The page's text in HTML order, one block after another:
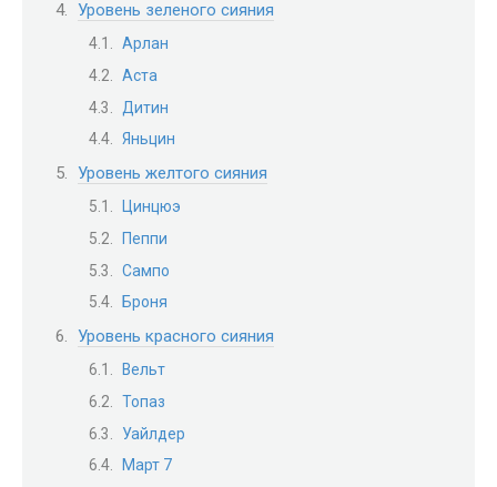
Уровень зеленого сияния
Арлан
Аста
Дитин
Яньцин
Уровень желтого сияния
Цинцюэ
Пеппи
Сампо
Броня
Уровень красного сияния
Вельт
Топаз
Уайлдер
Март 7